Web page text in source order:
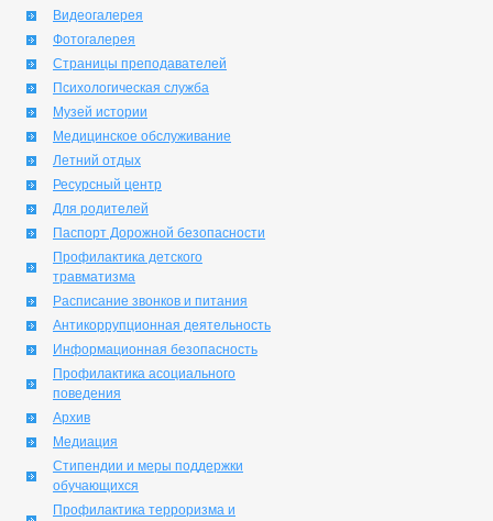
Видеогалерея
Фотогалерея
Страницы преподавателей
Психологическая служба
Музей истории
Медицинское обслуживание
Летний отдых
Ресурсный центр
Для родителей
Паспорт Дорожной безопасности
Профилактика детского
травматизма
Расписание звонков и питания
Антикоррупционная деятельность
Информационная безопасность
Профилактика асоциального
поведения
Архив
Медиация
Стипендии и меры поддержки
обучающихся
Профилактика терроризма и